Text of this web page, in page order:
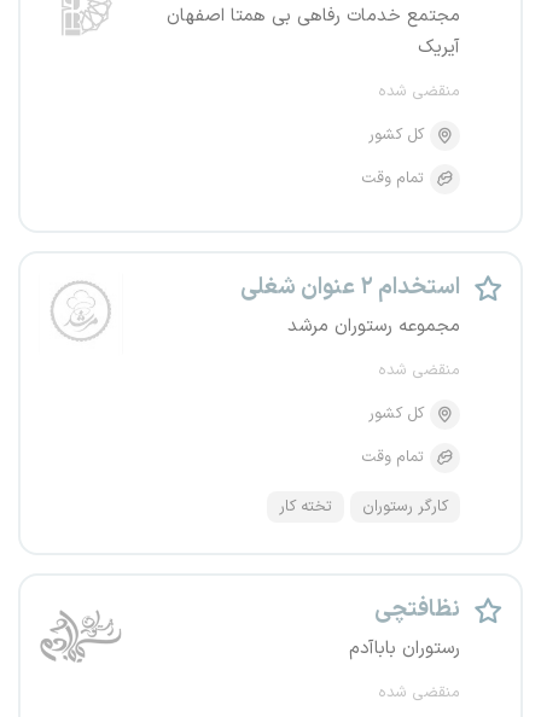
مجتمع خدمات رفاهی بی همتا اصفهان
آیریک
منقضی شده
کل کشور
تمام وقت
استخدام ۲ عنوان شغلی
مجموعه رستوران مرشد
منقضی شده
کل کشور
تمام وقت
کارگر رستوران تخته کار
نظافتچی
رستوران باباآدم
منقضی شده